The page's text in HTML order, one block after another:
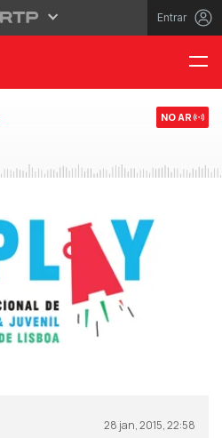
Entrar
NO AR
28 jan, 2015, 22:58